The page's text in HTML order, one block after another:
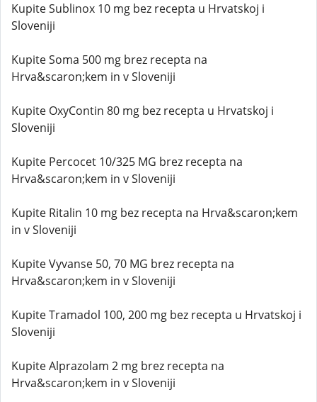
Kupite Sublinox 10 mg bez recepta u Hrvatskoj i
Sloveniji
Kupite Soma 500 mg brez recepta na
Hrva&scaron;kem in v Sloveniji
Kupite OxyContin 80 mg bez recepta u Hrvatskoj i
Sloveniji
Kupite Percocet 10/325 MG brez recepta na
Hrva&scaron;kem in v Sloveniji
Kupite Ritalin 10 mg bez recepta na Hrva&scaron;kem
in v Sloveniji
Kupite Vyvanse 50, 70 MG brez recepta na
Hrva&scaron;kem in v Sloveniji
Kupite Tramadol 100, 200 mg bez recepta u Hrvatskoj i
Sloveniji
Kupite Alprazolam 2 mg brez recepta na
Hrva&scaron;kem in v Sloveniji